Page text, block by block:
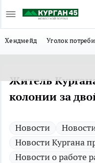
Хендмейд Уголок
Житель
колонии за
Новости
Новости Кургана
Новости о работе